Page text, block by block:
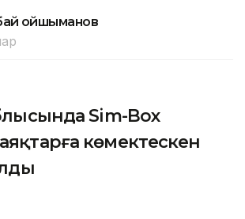
Қойшыманов
Sim-Box
көмектескен